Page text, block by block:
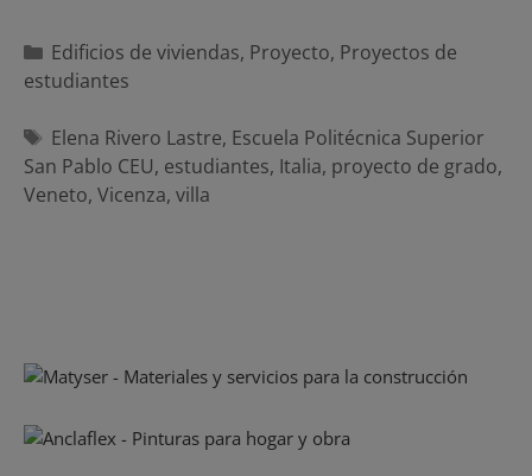
Categorías
Edificios de viviendas, Proyecto, Proyectos de
estudiantes
Etiquetas
Elena Rivero Lastre, Escuela Politécnica Superior
San Pablo CEU, estudiantes, Italia, proyecto de grado,
Veneto, Vicenza, villa